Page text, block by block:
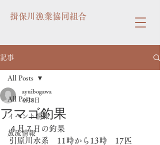
揖保川漁業協同組合
記事
All Posts
イベント情報
放流情報
All Posts
アマゴ釣果
ayuibogawa
4月8日
４月７日の釣果
引原川水系　11時から13時　17匹